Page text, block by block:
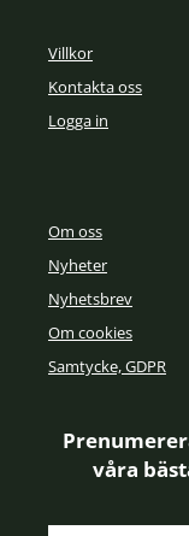
Villkor
Kontakta oss
Logga in
Om oss
Nyheter
Nyhetsbrev
Om cookies
Samtycke, GDPR
våra